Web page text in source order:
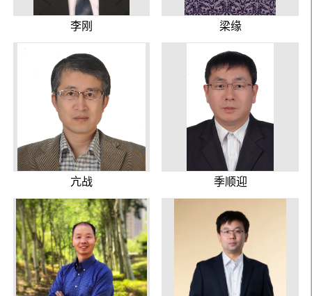
李刚 梁缘
亢战 季顺迎